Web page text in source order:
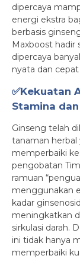
dipercaya
energi ekstra
berbasis
Maxboost hadir
dipercaya
nyata dan cepat
✅Kekuatan
Stamina
Ginseng telah
tanaman
memperbaiki
pengobatan
ramuan
menggunakan
kadar
meningkatkan
sirkulasi darah.
ini tidak hanya
memperbaiki